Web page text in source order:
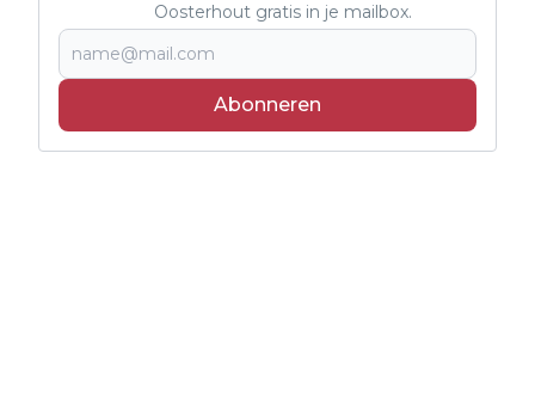
Oosterhout gratis in je mailbox.
Abonneren